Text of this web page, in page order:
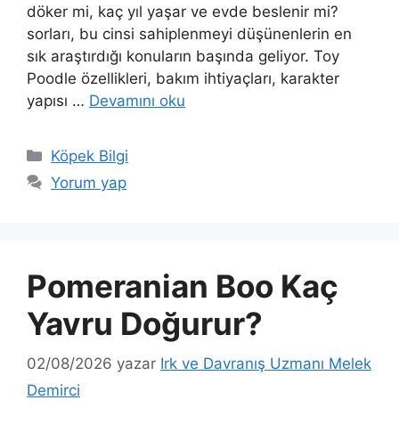
döker mi, kaç yıl yaşar ve evde beslenir mi?
sorları, bu cinsi sahiplenmeyi düşünenlerin en
sık araştırdığı konuların başında geliyor. Toy
Poodle özellikleri, bakım ihtiyaçları, karakter
yapısı … Devamını oku
Kategoriler
Köpek Bilgi
Yorum yap
Pomeranian Boo Kaç
Yavru Doğurur?
02/08/2026 yazar Irk ve Davranış Uzmanı Melek
Demirci